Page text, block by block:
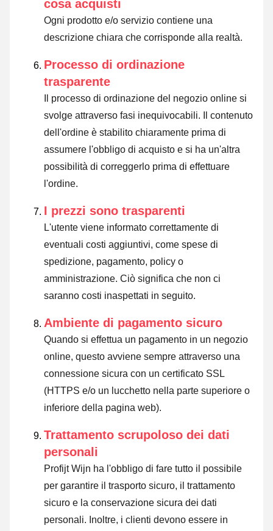
cosa acquisti
Ogni prodotto e/o servizio contiene una
descrizione chiara che corrisponde alla realtà.
Processo di ordinazione
trasparente
Il processo di ordinazione del negozio online si
svolge attraverso fasi inequivocabili. Il contenuto
dell'ordine è stabilito chiaramente prima di
assumere l'obbligo di acquisto e si ha un'altra
possibilità di correggerlo prima di effettuare
l'ordine.
I prezzi sono trasparenti
L'utente viene informato correttamente di
eventuali costi aggiuntivi, come spese di
spedizione, pagamento, policy o
amministrazione. Ciò significa che non ci
saranno costi inaspettati in seguito.
Ambiente di pagamento sicuro
Quando si effettua un pagamento in un negozio
online, questo avviene sempre attraverso una
connessione sicura con un certificato SSL
(HTTPS e/o un lucchetto nella parte superiore o
inferiore della pagina web).
Trattamento scrupoloso dei dati
personali
Profijt Wijn ha l'obbligo di fare tutto il possibile
per garantire il trasporto sicuro, il trattamento
sicuro e la conservazione sicura dei dati
personali. Inoltre, i clienti devono essere in